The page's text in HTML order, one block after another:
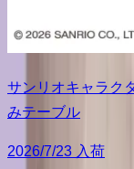
サンリオキャラク
みテーブル
2026/7/23 入荷